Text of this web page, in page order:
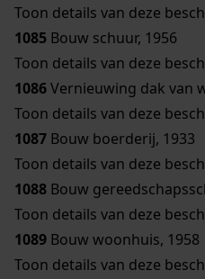
Toon details van deze
1085 Bouw schuur, 1956
Toon details van deze
1086Vernieuwing dak van
Toon details van deze
1087 Bouw boerderij, 1933
Toon details van deze
1088 Bouw
Toon details van deze
1089 Bouw woonhuis, 1958
Toon details van deze